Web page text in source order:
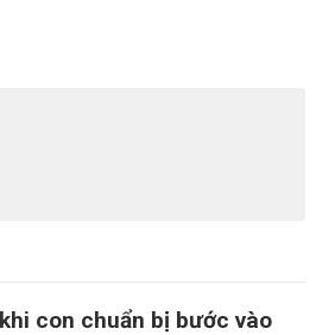
con chuẩn bị bước vào